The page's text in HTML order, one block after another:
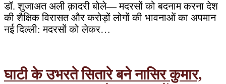
डॉ. शुजाअत अली क़ादरी बोले— मदरसों को बदनाम करना देश
की शैक्षिक विरासत और करोड़ों लोगों की भावनाओं का अपमान
नई दिल्ली: मदरसों को लेकर…
घाटी के उभरते सितारे बने नासिर कुमार,